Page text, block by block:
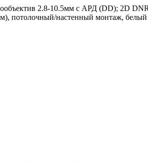
2.8-10.5мм с АРД (DD); 2D
потолочный/настенный монтаж,